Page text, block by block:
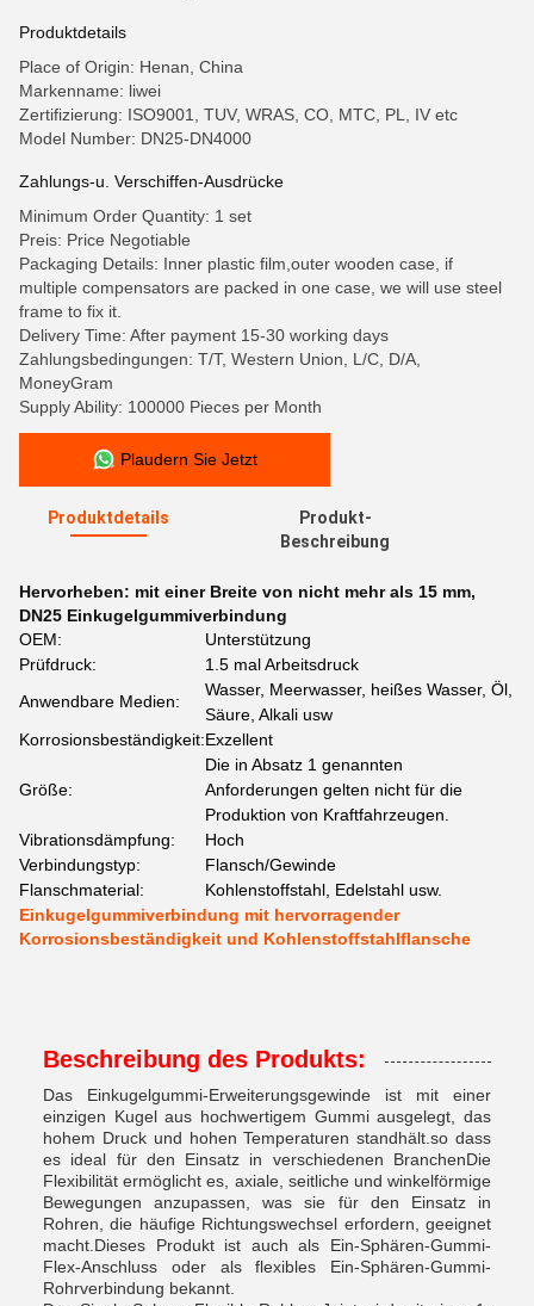
Produktdetails
Place of Origin: Henan, China
Markenname: liwei
Zertifizierung: ISO9001, TUV, WRAS, CO, MTC, PL, IV etc
Model Number: DN25-DN4000
Zahlungs-u. Verschiffen-Ausdrücke
Minimum Order Quantity: 1 set
Preis: Price Negotiable
Packaging Details: Inner plastic film,outer wooden case, if
multiple compensators are packed in one case, we will use steel
frame to fix it.
Delivery Time: After payment 15-30 working days
Zahlungsbedingungen: T/T, Western Union, L/C, D/A,
MoneyGram
Supply Ability: 100000 Pieces per Month
Plaudern Sie Jetzt
Produktdetails
Produkt-
Beschreibung
Hervorheben: mit einer Breite von nicht mehr als 15 mm,
DN25 Einkugelgummiverbindung
OEM:
Unterstützung
Prüfdruck:
1.5 mal Arbeitsdruck
Anwendbare Medien:
Wasser, Meerwasser, heißes Wasser, Öl,
Säure, Alkali usw
Korrosionsbeständigkeit:Exzellent
Größe:
Die in Absatz 1 genannten
Anforderungen gelten nicht für die
Produktion von Kraftfahrzeugen.
Vibrationsdämpfung:
Hoch
Verbindungstyp:
Flansch/Gewinde
Flanschmaterial:
Kohlenstoffstahl, Edelstahl usw.
Einkugelgummiverbindung mit hervorragender
Korrosionsbeständigkeit und Kohlenstoffstahlflansche
Beschreibung des Produkts:
Das Einkugelgummi-Erweiterungsgewinde ist mit einer
einzigen Kugel aus hochwertigem Gummi ausgelegt, das
hohem Druck und hohen Temperaturen standhält.so dass
es ideal für den Einsatz in verschiedenen BranchenDie
Flexibilität ermöglicht es, axiale, seitliche und winkelförmige
Bewegungen anzupassen, was sie für den Einsatz in
Rohren, die häufige Richtungswechsel erfordern, geeignet
macht.Dieses Produkt ist auch als Ein-Sphären-Gummi-
Flex-Anschluss oder als flexibles Ein-Sphären-Gummi-
Rohrverbindung bekannt.